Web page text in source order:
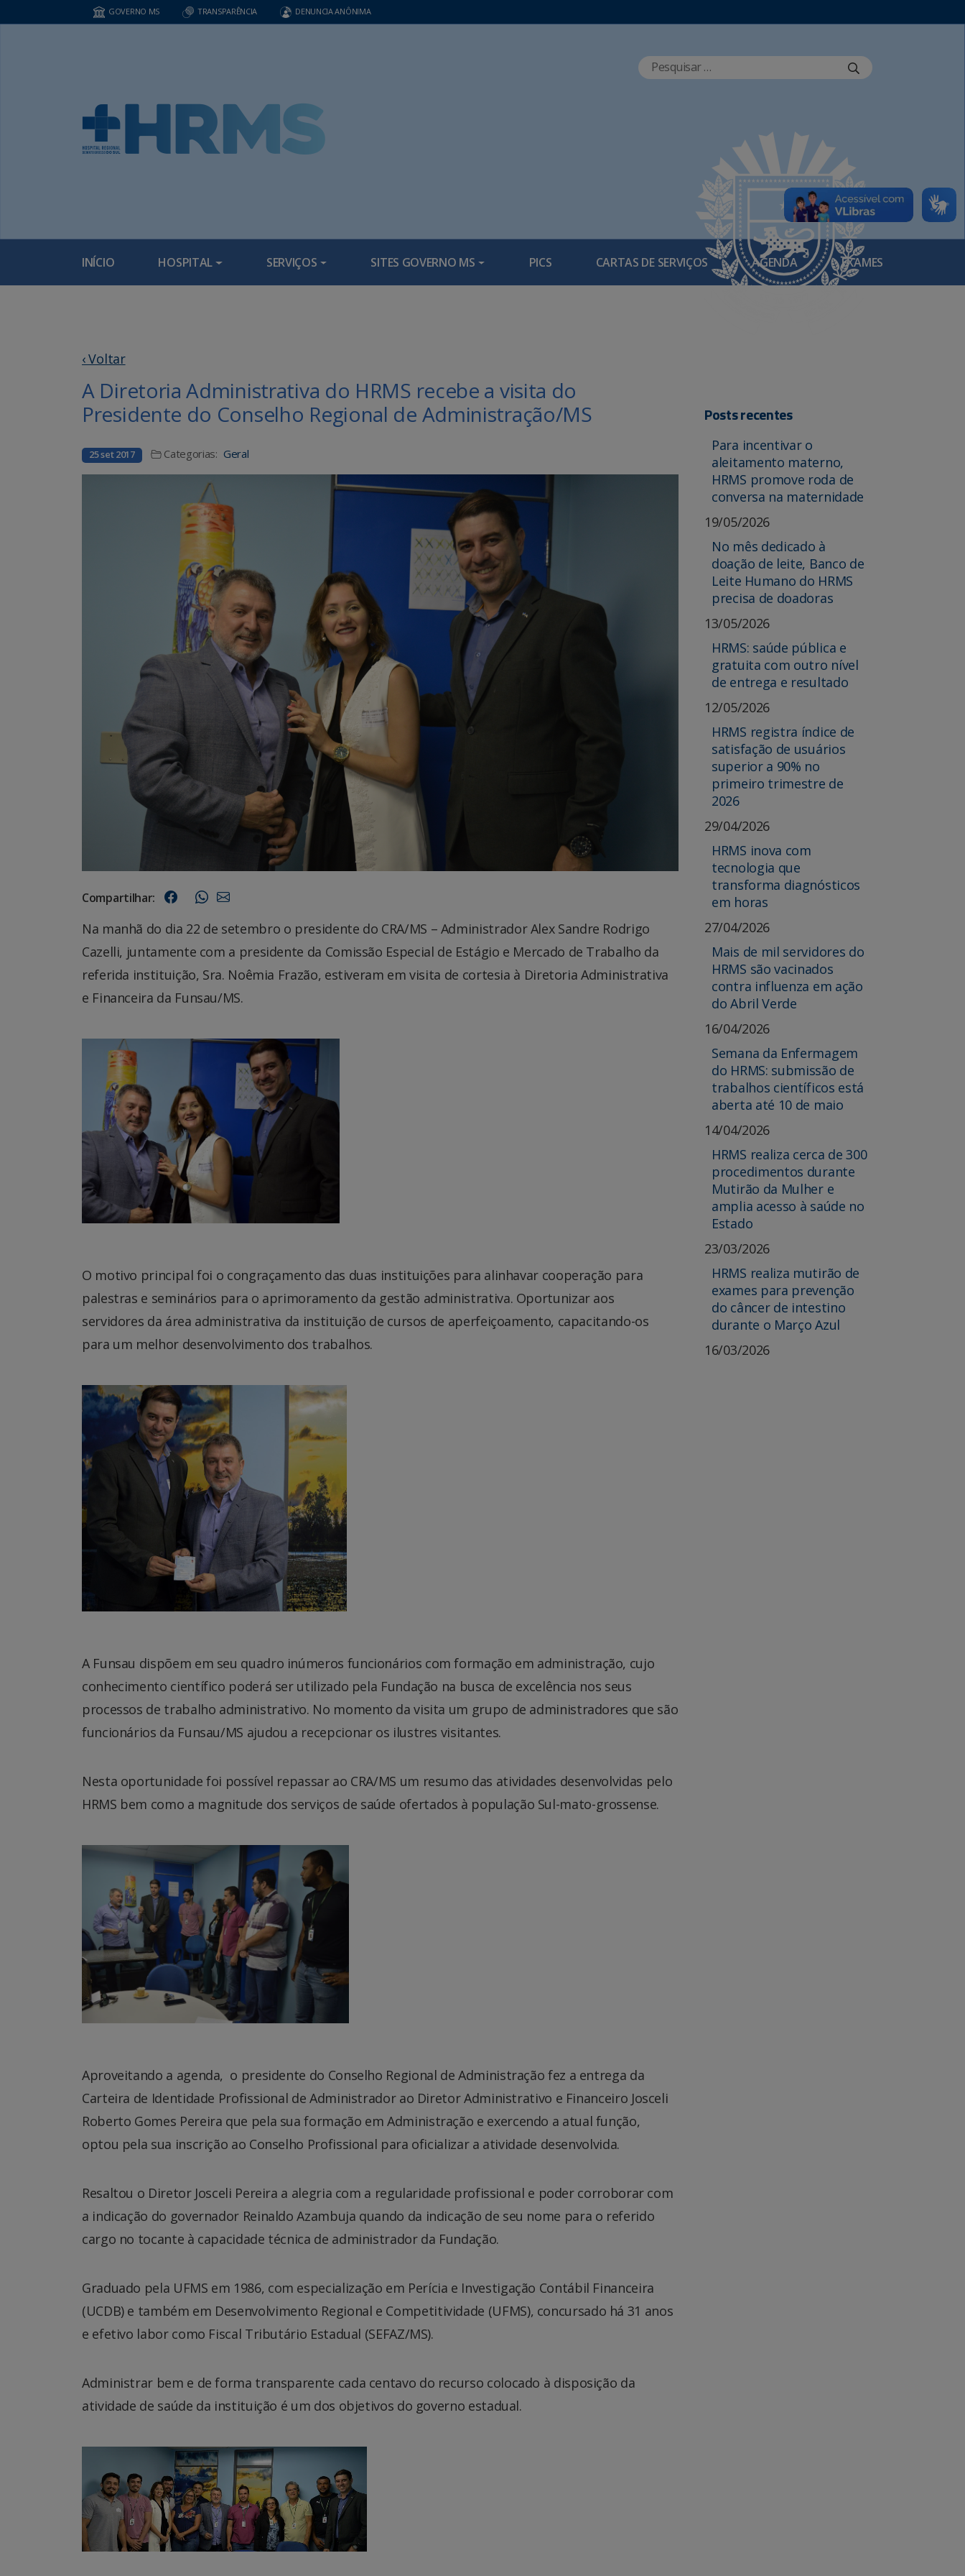
GOVERNO MS TRANSPARÊNCIA DENUNCIA ANÔNIMA
INÍCIO HOSPITAL SERVIÇOS SITES GOVERNO MS PICS CARTAS DE SERVIÇOS AGENDA EXAMES
‹ Voltar
A Diretoria Administrativa do HRMS recebe a visita do
Presidente do Conselho Regional de Administração/MS
25 set 2017 Categorias: Geral
Compartilhar:
Na manhã do dia 22 de setembro o presidente do CRA/MS – Administrador Alex Sandre Rodrigo
Cazelli, juntamente com a presidente da Comissão Especial de Estágio e Mercado de Trabalho da
referida instituição, Sra. Noêmia Frazão, estiveram em visita de cortesia à Diretoria Administrativa
e Financeira da Funsau/MS.
O motivo principal foi o congraçamento das duas instituições para alinhavar cooperação para
palestras e seminários para o aprimoramento da gestão administrativa. Oportunizar aos
servidores da área administrativa da instituição de cursos de aperfeiçoamento, capacitando-os
para um melhor desenvolvimento dos trabalhos.
A Funsau dispõem em seu quadro inúmeros funcionários com formação em administração, cujo
conhecimento científico poderá ser utilizado pela Fundação na busca de excelência nos seus
processos de trabalho administrativo. No momento da visita um grupo de administradores que são
funcionários da Funsau/MS ajudou a recepcionar os ilustres visitantes.
Nesta oportunidade foi possível repassar ao CRA/MS um resumo das atividades desenvolvidas pelo
HRMS bem como a magnitude dos serviços de saúde ofertados à população Sul-mato-grossense.
Aproveitando a agenda, o presidente do Conselho Regional de Administração fez a entrega da
Carteira de Identidade Profissional de Administrador ao Diretor Administrativo e Financeiro Josceli
Roberto Gomes Pereira que pela sua formação em Administração e exercendo a atual função,
optou pela sua inscrição ao Conselho Profissional para oficializar a atividade desenvolvida.
Resaltou o Diretor Josceli Pereira a alegria com a regularidade profissional e poder corroborar com
a indicação do governador Reinaldo Azambuja quando da indicação de seu nome para o referido
cargo no tocante à capacidade técnica de administrador da Fundação.
Graduado pela UFMS em 1986, com especialização em Perícia e Investigação Contábil Financeira
(UCDB) e também em Desenvolvimento Regional e Competitividade (UFMS), concursado há 31 anos
e efetivo labor como Fiscal Tributário Estadual (SEFAZ/MS).
Administrar bem e de forma transparente cada centavo do recurso colocado à disposição da
atividade de saúde da instituição é um dos objetivos do governo estadual.
Posts recentes
Para incentivar o
aleitamento materno,
HRMS promove roda de
conversa na maternidade
19/05/2026
No mês dedicado à
doação de leite, Banco de
Leite Humano do HRMS
precisa de doadoras
13/05/2026
HRMS: saúde pública e
gratuita com outro nível
de entrega e resultado
12/05/2026
HRMS registra índice de
satisfação de usuários
superior a 90% no
primeiro trimestre de
2026
29/04/2026
HRMS inova com
tecnologia que
transforma diagnósticos
em horas
27/04/2026
Mais de mil servidores do
HRMS são vacinados
contra influenza em ação
do Abril Verde
16/04/2026
Semana da Enfermagem
do HRMS: submissão de
trabalhos científicos está
aberta até 10 de maio
14/04/2026
HRMS realiza cerca de 300
procedimentos durante
Mutirão da Mulher e
amplia acesso à saúde no
Estado
23/03/2026
HRMS realiza mutirão de
exames para prevenção
do câncer de intestino
durante o Março Azul
16/03/2026